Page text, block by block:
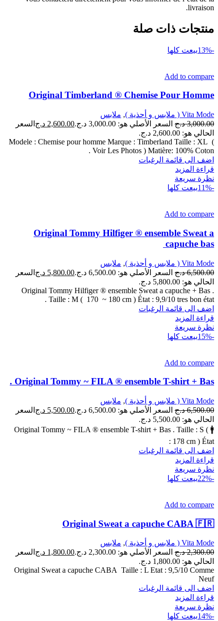
livraison.
منتجات ذات صلة
-13% بيعت كلها
Add to compare
Original Timberland ® Chemise Pour Homme
Vita Mode ( ملابس و أحذية ) , ملابس
3,000.00 د.ج السعر الأصلي هو: 3,000.00 د.ج. 2,600.00 د.ج السعر
الحالي هو: 2,600.00 د.ج.
Modele : Chemise pour homme Marque : Timberland Taille : XL (
Voir Les Photos ) Matière: 100% Coton .
اضف الى قائمة الرغبات
قراءة المزيد
نظرة سريعة
-11%
بيعت كلها
Add to compare
Original Tommy Hilfiger ® ensemble Sweat a
capuche bas
Vita Mode ( ملابس و أحذية ) , ملابس
6,500.00 د.ج السعر الأصلي هو: 6,500.00 د.ج. 5,800.00 د.ج السعر
الحالي هو: 5,800.00 د.ج.
Original Tommy Hilfiger ® ensemble Sweat a capuche + Bas .
Taille : M ( 170 ~ 180 cm ) État : 9,9/10 tres bon état .
اضف الى قائمة الرغبات
قراءة المزيد
نظرة سريعة
-15%
بيعت كلها
Add to compare
Original Tommy ~ FILA ® ensemble T-shirt + Bas .
Vita Mode ( ملابس و أحذية ) , ملابس
6,500.00 د.ج السعر الأصلي هو: 6,500.00 د.ج. 5,500.00 د.ج السعر
الحالي هو: 5,500.00 د.ج.
Original Tommy ~ FILA ® ensemble T-shirt + Bas . Taille : S ( 🚹
178 cm ) État :
اضف الى قائمة الرغبات
قراءة المزيد
نظرة سريعة
-22%
بيعت كلها
Add to compare
Original Sweat a capuche CABA 🇫🇷
Vita Mode ( ملابس و أحذية ) , ملابس
2,300.00 د.ج السعر الأصلي هو: 2,300.00 د.ج. 1,800.00 د.ج السعر
الحالي هو: 1,800.00 د.ج.
Original Sweat a capuche CABA Taille : L Etat : 9,5/10 Comme
Neuf
اضف الى قائمة الرغبات
قراءة المزيد
نظرة سريعة
-14%
بيعت كلها